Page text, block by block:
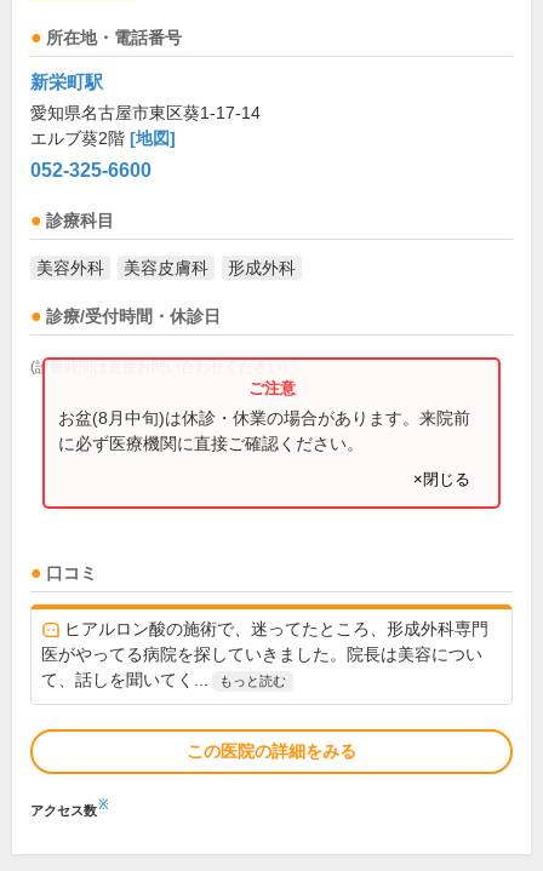
所在地・電話番号
新栄町駅
愛知県名古屋市東区葵1-17-14
エルブ葵2階 [地図]
052-325-6600
診療科目
美容外科 美容皮膚科 形成外科
診療/受付時間・休診日
(診療時間は直接お問い合わせください)
お盆(8月中旬)は休診・休業の場合があります。来院前
に必ず医療機関に直接ご確認ください。
×閉じる
口コミ
ヒアルロン酸の施術で、迷ってたところ、形成外科専門
医がやってる病院を探していきました。院長は美容につい
て、話しを聞いてく...
もっと読む
この医院の詳細をみる
アクセス数※